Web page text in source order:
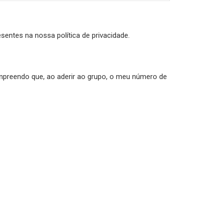
na nossa política de privacidade.
que, ao aderir ao grupo, o meu número de